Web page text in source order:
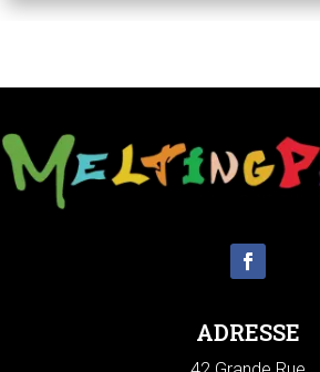
ADRESSE